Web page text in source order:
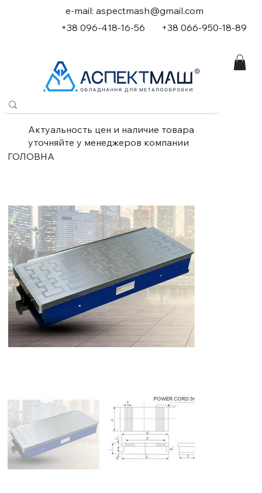
e-mail: aspectmash@gmail.com
+38 096-418-16-56 +38 066-950-18-89
Актуальность цен и наличие товара
уточняйте у менеджеров компании
ГОЛОВНА